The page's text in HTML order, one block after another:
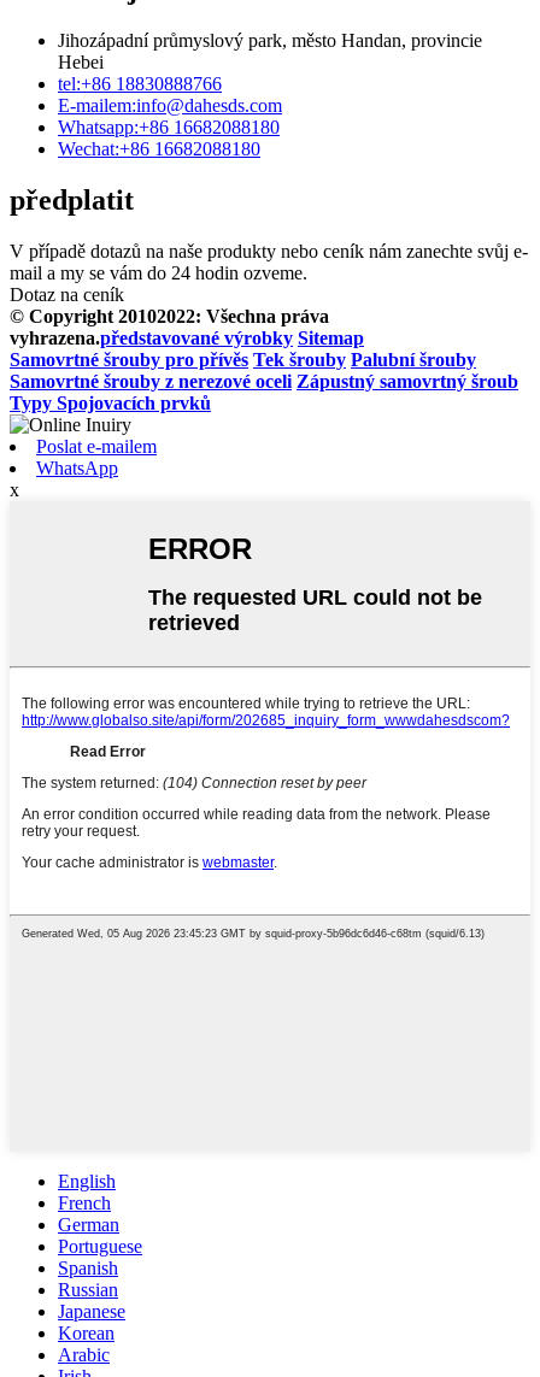
Jihozápadní průmyslový park, město Handan, provincie
Hebei
tel:+86 18830888766
E-mailem:info@dahesds.com
Whatsapp:+86 16682088180
Wechat:+86 16682088180
předplatit
V případě dotazů na naše produkty nebo ceník nám zanechte svůj e-
mail a my se vám do 24 hodin ozveme.
Dotaz na ceník
© Copyright 20102022: Všechna práva
vyhrazena.představované výrobky Sitemap
Samovrtné šrouby pro přívěs Tek šrouby Palubní šrouby
Samovrtné šrouby z nerezové oceli Zápustný samovrtný šroub
Typy Spojovacích prvků
Poslat e-mailem
WhatsApp
x
English
French
German
Portuguese
Spanish
Russian
Japanese
Korean
Arabic